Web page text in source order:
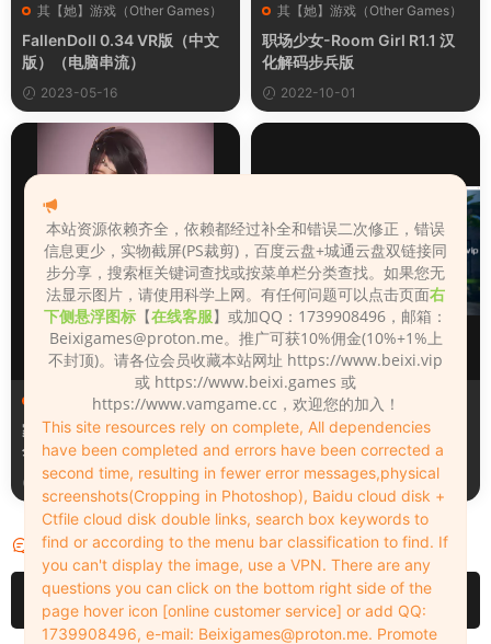
其【她】游戏（Other Games）
FallenDoll 0.34 VR版（中文
版）（电脑串流）
2023-05-16
其【她】游戏（Other Games）
职场少女-Room Girl R1.1 汉
化解码步兵版
2022-10-01
其【她】游戏（Other Games）
家族崩坏-Playhome 19.0豪
华至尊整合版
2022-06-13
HS2/AI 本体·其【她】游戏
（Other Games）
AI少女-璇玑公主 作弊完美整
合完整版 [目前最全MOD]
2022-06-12
评论 0
请先登录
本站资源依赖齐全，依赖都经过补全和错误二次修正，错误
信息更少，实物截屏(PS裁剪)，百度云盘+城通云盘双链接同
步分享，搜索框关键词查找或按菜单栏分类查找。如果您无
法显示图片，请使用科学上网。有任何问题可以点击页面右
下侧悬浮图标 【在线客服】或加QQ：1739908496，邮箱：
Beixigames@proton.me。推广可获10%佣金(10%+1%上
不封顶)。请各位会员收藏本站网址 https://www.beixi.vip
或 https://www.beixi.games 或
https://www.vamgame.cc，欢迎您的加入！
This site resources rely on complete, All dependencies
have been completed and errors have been corrected a
second time, resulting in fewer error messages,physical
screenshots(Cropping in Photoshop), Baidu cloud disk +
Ctfile cloud disk double links, search box keywords to
find or according to the menu bar classification to find. If
you can't display the image, use a VPN. There are any
questions you can click on the bottom right side of the
page hover icon [online customer service] or add QQ:
1739908496, e-mail: Beixigames@proton.me. Promote